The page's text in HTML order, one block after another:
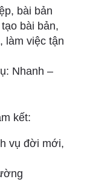
bài bản
bài bản,
làm việc tận
Nhanh –
kết:
vụ đời mới,